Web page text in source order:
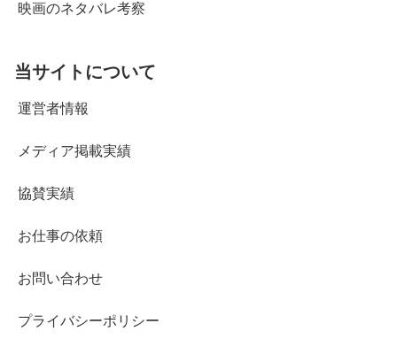
映画のネタバレ考察
当サイトについて
運営者情報
メディア掲載実績
協賛実績
お仕事の依頼
お問い合わせ
プライバシーポリシー